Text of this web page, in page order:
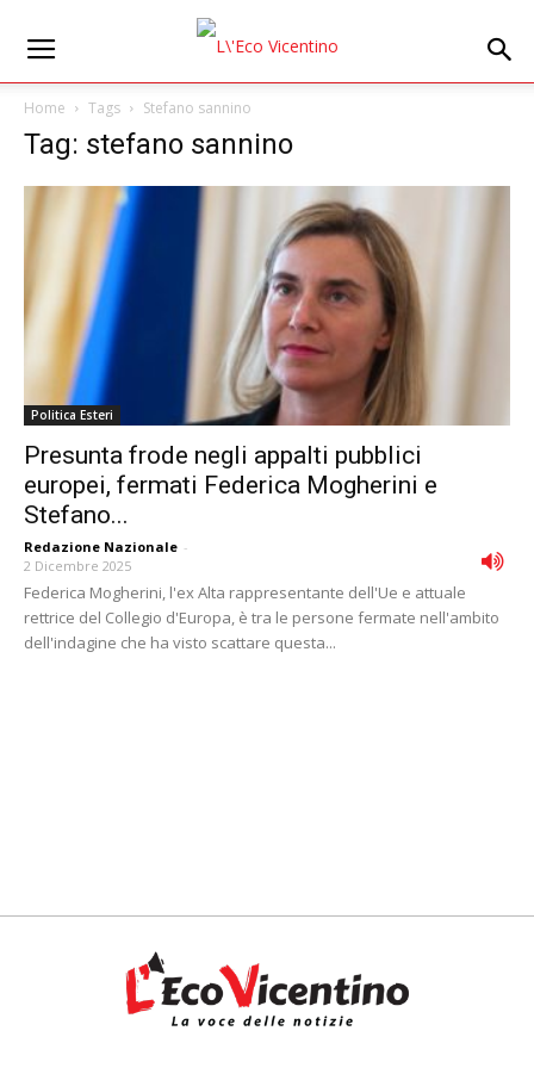
Home Tags Stefano sannino
Tag: stefano sannino
Politica Esteri
Presunta frode negli appalti pubblici
europei, fermati Federica Mogherini e
Stefano...
Redazione Nazionale -
2 Dicembre 2025
Federica Mogherini, l'ex Alta rappresentante dell'Ue e attuale
rettrice del Collegio d'Europa, è tra le persone fermate nell'ambito
dell'indagine che ha visto scattare questa...